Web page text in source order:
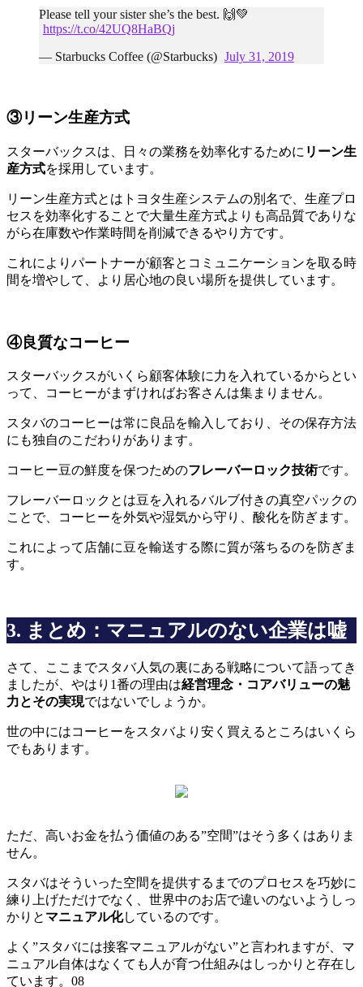
Please tell your sister she’s the best. 🙌💚
https://t.co/42UQ8HaBQj
— Starbucks Coffee (@Starbucks) July 31, 2019
③リーン生産方式
スターバックスは、日々の業務を効率化するために リーン生
産方式を採用しています。
リーン生産方式とはトヨタ生産システムの別名で、生産プロ
セスを効率化することで大量生産方式よりも高品質でありな
がら在庫数や作業時間を削減できるやり方です。
これによりパートナーが顧客とコミュニケーションを取る時
間を増やして、より居心地の良い場所を提供しています。
④良質なコーヒー
スターバックスがいくら顧客体験に力を入れているからとい
って、コーヒーがまずければお客さんは集まりません。
スタバのコーヒーは常に良品を輸入しており、その保存方法
にも独自のこだわりがあります。
コーヒー豆の鮮度を保つためのフレーバーロック技術です。
フレーバーロックとは豆を入れるバルブ付きの真空パックの
ことで、コーヒーを外気や湿気から守り、酸化を防ぎます。
これによって店舗に豆を輸送する際に質が落ちるのを防ぎま
す。
3. まとめ：マニュアルのない企業は嘘
さて、ここまでスタバ人気の裏にある戦略について語ってき
ましたが、やはり1番の理由は経営理念・コアバリューの魅
力とその実現ではないでしょうか。
世の中にはコーヒーをスタバより安く買えるところはいくら
でもあります。
ただ、高いお金を払う価値のある”空間”はそう多くはありま
せん。
スタバはそういった空間を提供するまでのプロセスを巧妙に
練り上げただけでなく、世界中のお店で違いのないようしっ
かりと マニュアル化しているのです。
よく”スタバには接客マニュアルがない”と言われますが、マ
ニュアル自体はなくても人が育つ仕組みはしっかりと存在し
ています。08